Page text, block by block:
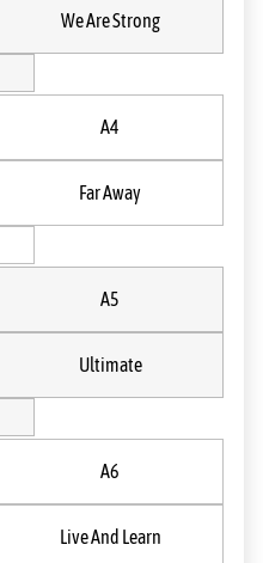
We Are Strong
A4
Far Away
A5
Ultimate
A6
Live And Learn